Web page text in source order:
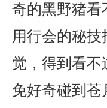
奇的黑野猪看
用行会的秘
觉，得到看
免好奇碰到